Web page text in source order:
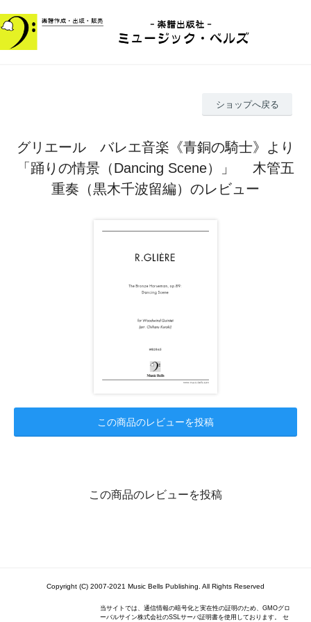
ショップへ戻る
グリエール バレエ音楽《青銅の騎士》より
「踊りの情景（Dancing Scene）」 木管五
重奏（黒木千波留編）のレビュー
この商品のレビューを投稿
この商品のレビューを投稿
Copyright (C) 2007-2021 Music Bells Publishing. All Rights Reserved
当サイトでは、通信情報の暗号化と実在性の証明のため、GMOグロ
ーバルサイン株式会社のSSLサーバ証明書を使用しております。 セ